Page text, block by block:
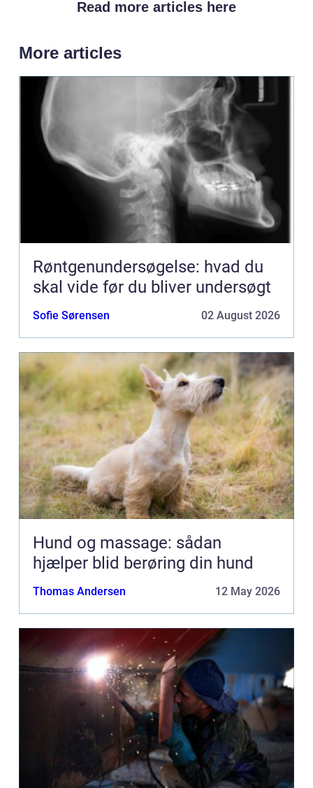
Read more articles here
More articles
Røntgenundersøgelse: hvad du
skal vide før du bliver undersøgt
Sofie Sørensen 02 August 2026
Hund og massage: sådan
hjælper blid berøring din hund
Thomas Andersen 12 May 2026